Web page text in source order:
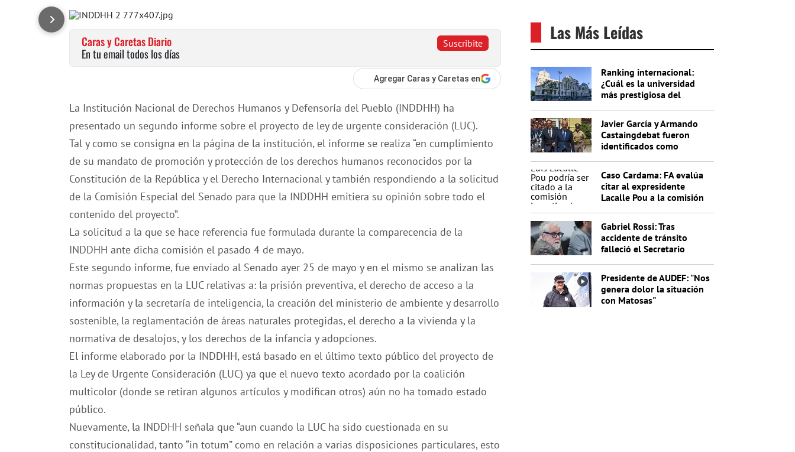
Suscribite
Caras y Caretas Diario
En tu email todos los días
Agregar Caras y Caretas en
La Institución Nacional de Derechos Humanos y Defensoría del Pueblo (INDDHH) ha
presentado un segundo informe sobre el proyecto de ley de urgente consideración (LUC).
Tal y como se consigna en la página de la institución, el informe se realiza “en cumplimiento
de su mandato de promoción y protección de los derechos humanos reconocidos por la
Constitución de la República y el Derecho Internacional y también respondiendo a la solicitud
de la Comisión Especial del Senado para que la INDDHH emitiera su opinión sobre todo el
contenido del proyecto”.
La solicitud a la que se hace referencia fue formulada durante la comparecencia de la
INDDHH ante dicha comisión el pasado 4 de mayo.
Este segundo informe, fue enviado al Senado ayer 25 de mayo y en el mismo se analizan las
normas propuestas en la LUC relativas a: la prisión preventiva, el derecho de acceso a la
información y la secretaría de inteligencia, la creación del ministerio de ambiente y desarrollo
sostenible, la reglamentación de áreas naturales protegidas, el derecho a la vivienda y la
normativa de desalojos, y los derechos de la infancia y adopciones.
El informe elaborado por la INDDHH, está basado en el último texto público del proyecto de
la Ley de Urgente Consideración (LUC) ya que el nuevo texto acordado por la coalición
multicolor (donde se retiran algunos artículos y modifican otros) aún no ha tomado estado
público.
Nuevamente, la INDDHH señala que “aun cuando la LUC ha sido cuestionada en su
constitucionalidad, tanto “in totum” como en relación a varias disposiciones particulares, esto
Las Más Leídas
Ranking internacional:
¿Cuál es la universidad
más prestigiosa del
Javier García y Armando
Castaingdebat fueron
identificados como
Caso Cardama: FA evalúa
citar al expresidente
Lacalle Pou a la comisión
Gabriel Rossi: Tras
accidente de tránsito
falleció el Secretario
Presidente de AUDEF: "Nos
genera dolor la situación
con Matosas"